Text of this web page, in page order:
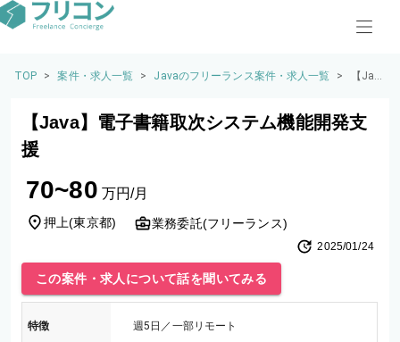
TOP > 案件・求人一覧 > Javaのフリーランス案件・求人一覧 >
【Jav
籍取
【Java】電子書籍取次システム機能開発支
援
70~80 万円/月
押上(東京都) 業務委託(フリーランス)
2025/01/24
この案件・求人について話を聞いてみる
特徴 週5日／一部リモート